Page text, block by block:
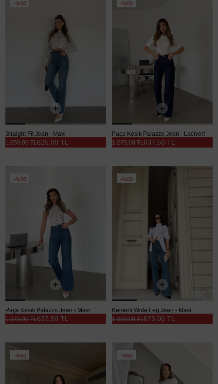
%50
Straight Fit Jean - Mavi
825,00 TL
1.650,00 TL
%50
Paça Kesik Palazzo Jean - Lacivert
637,50 TL
1.275,00 TL
%50
Paça Kesik Palazzo Jean - Mavi
637,50 TL
1.275,00 TL
%50
Kemerli Wide Leg Jean - Mavi
675,00 TL
1.350,00 TL
%50 %50